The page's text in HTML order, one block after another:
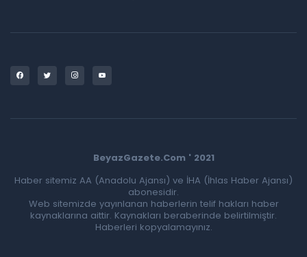
BeyazGazete.Com ' 2021
Haber sitemiz AA (Anadolu Ajansı) ve İHA (İhlas Haber Ajansı)
abonesidir.
Web sitemizde yayınlanan haberlerin telif hakları haber
kaynaklarına aittir. Kaynakları beraberinde belirtilmiştir.
Haberleri kopyalamayınız.